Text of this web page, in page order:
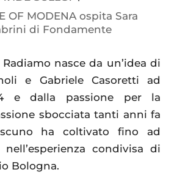
OF MODENA ospita Sara
di Fondamente
nasce da un’idea di
e Gabriele Casoretti ad
e dalla passione per la
sbocciata tanti anni fa
ha coltivato fino ad
nell’esperienza condivisa di
Bologna.